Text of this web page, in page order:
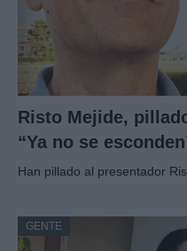
Risto Mejide,
“Ya no se
Han pillado al presentador
GENTE